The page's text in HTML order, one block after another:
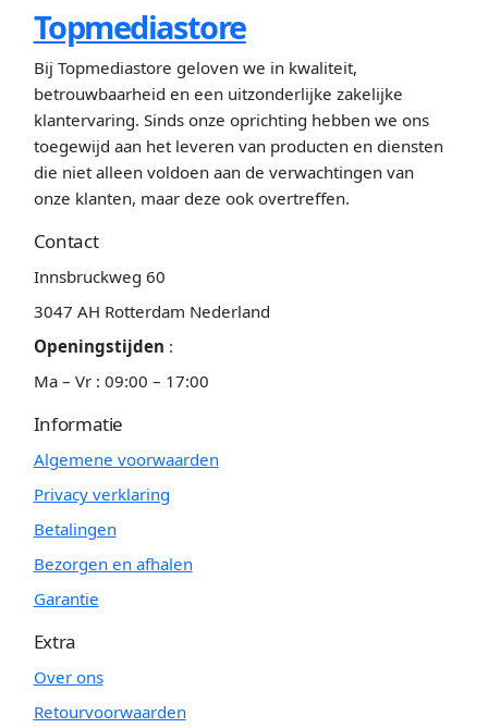
Topmediastore
Bij Topmediastore geloven we in kwaliteit,
betrouwbaarheid en een uitzonderlijke zakelijke
klantervaring. Sinds onze oprichting hebben we ons
toegewijd aan het leveren van producten en diensten
die niet alleen voldoen aan de verwachtingen van
onze klanten, maar deze ook overtreffen.
Contact
Innsbruckweg 60
3047 AH Rotterdam Nederland
Openingstijden :
Ma – Vr : 09:00 – 17:00
Informatie
Algemene voorwaarden
Privacy verklaring
Betalingen
Bezorgen en afhalen
Garantie
Extra
Over ons
Retourvoorwaarden